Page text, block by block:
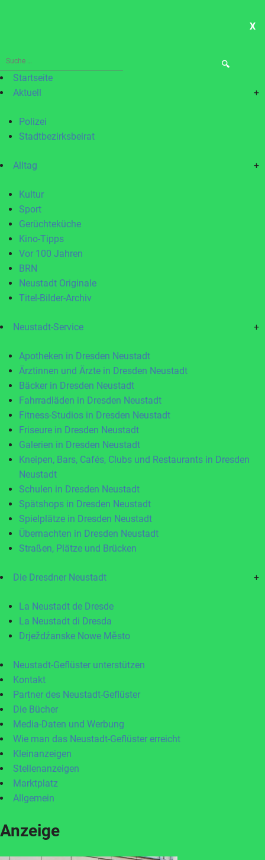
X
Suche
nach:Startseite
Aktuell
+
Polizei
Stadtbezirksbeirat
Alltag +
Kultur
Sport
Gerüchteküche
Kino-Tipps
Vor 100 Jahren
BRN
Neustadt Originale
Titel-Bilder-Archiv
Neustadt-Service +
Apotheken in Dresden Neustadt
Ärztinnen und Ärzte in Dresden Neustadt
Bäcker in Dresden Neustadt
Fahrradläden in Dresden Neustadt
Fitness-Studios in Dresden Neustadt
Friseure in Dresden Neustadt
Galerien in Dresden Neustadt
Kneipen, Bars, Cafés, Clubs und Restaurants in Dresden
Neustadt
Schulen in Dresden Neustadt
Spätshops in Dresden Neustadt
Spielplätze in Dresden Neustadt
Übernachten in Dresden Neustadt
Straßen, Plätze und Brücken
Die Dresdner Neustadt +
La Neustadt de Dresde
La Neustadt di Dresda
Drježdźanske Nowe Město
Neustadt-Geflüster unterstützen
Kontakt
Partner des Neustadt-Geflüster
Die Bücher
Media-Daten und Werbung
Wie man das Neustadt-Geflüster erreicht
Kleinanzeigen
Stellenanzeigen
Marktplatz
Allgemein
Anzeige